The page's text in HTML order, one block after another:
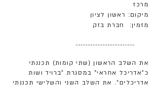
מרכז
מיקום: ראשון לציון
מזמין: חברת בזק
------------------------
את השלב הראשון (שתי קומות) תכננתי
כ"אדריכל אחראי" במסגרת "ברויד ושות
אדריכלים". את השלב השני והשלישי תכננתי